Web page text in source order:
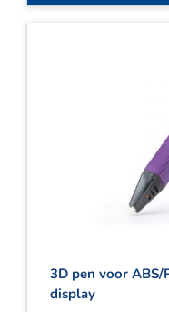
3D pen voor ABS/
display